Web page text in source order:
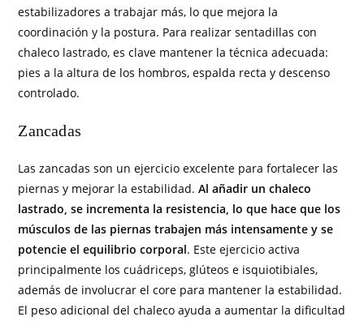
estabilizadores a trabajar más, lo que mejora la
coordinación y la postura. Para realizar sentadillas con
chaleco lastrado, es clave mantener la técnica adecuada:
pies a la altura de los hombros, espalda recta y descenso
controlado.
Zancadas
Las zancadas son un ejercicio excelente para fortalecer las
piernas y mejorar la estabilidad.Al añadir un chaleco
lastrado, se incrementa la resistencia, lo que hace que los
músculos de las piernas trabajen más intensamente y se
potencie el equilibrio corporal. Este ejercicio activa
principalmente los cuádriceps, glúteos e isquiotibiales,
además de involucrar el core para mantener la estabilidad.
El peso adicional del chaleco ayuda a aumentar la dificultad